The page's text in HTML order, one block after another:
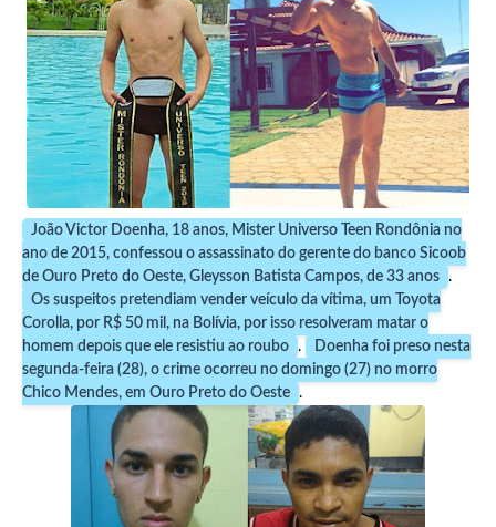
João Victor Doenha, 18 anos, Mister Universo Teen Rondônia no
ano de 2015, confessou o assassinato do gerente do banco Sicoob
de Ouro Preto do Oeste, Gleysson Batista Campos, de 33 anos .
Os suspeitos pretendiam vender veículo da vítima, um Toyota
Corolla, por R$ 50 mil, na Bolívia, por isso resolveram matar o
homem depois que ele resistiu ao roubo .
Doenha foi preso nesta
segunda-feira (28), o crime ocorreu no domingo (27) no morro
Chico Mendes, em Ouro Preto do Oeste .